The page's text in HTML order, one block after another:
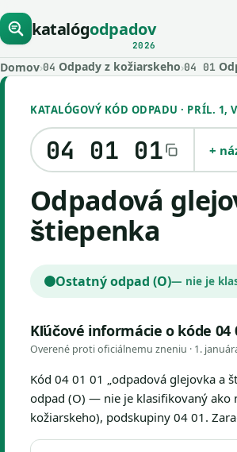
katalógodpadov
2026
Domov›04 Odpady z kožiarskeho›04 01
KATALÓGOVÝ KÓD ODPADU · PRÍL. 1,
04 01 01 +
odpadová glejovka a
štiepenka
Ostatný odpad (O)— nie je
Kľúčové informácie o kóde 04
Overené proti oficiálnemu zneniu · 1.
Kód 04 01 01 „odpadová glejovka a
odpad (O) — nie je klasifikovaný ako
kožiarskeho), podskupiny 04 01.